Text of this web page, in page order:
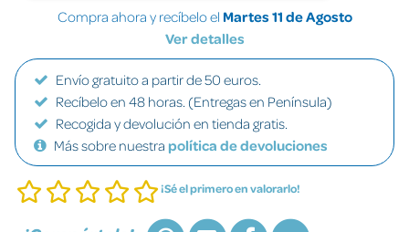
Compra ahora y recíbelo el Martes 11 de Agosto
Ver detalles
Envío gratuito a partir de 50 euros.
Recíbelo en 48 horas. (Entregas en Península)
Recogida y devolución en tienda gratis.
Más sobre nuestra política de devoluciones
¡Sé el primero en valorarlo!